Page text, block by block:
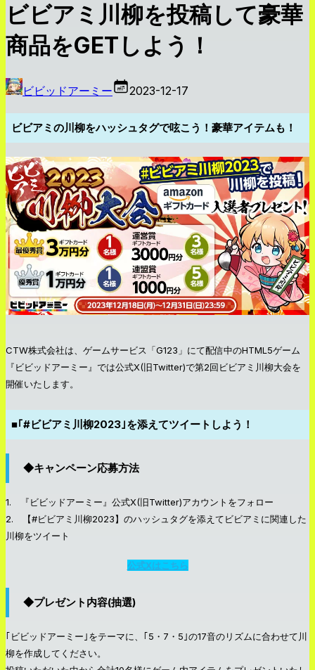
ビビアミ川柳を投稿して豪華
商品をGETしよう！
ビビッドアーミー 2023-12-17
ビビアミの川柳をハッシュタグで呟こう！豪華アイテムも！
CTW株式会社は、ゲームサービス「G123」にて配信中のHTML5ゲーム
『ビビッドアーミー』では公式X(旧Twitter)で第2回ビビアミ川柳大会を
開催いたします。
■｢#ビビアミ川柳2023｣を添えてツイートしよう！
◆キャンペーン応募方法
1. 『ビビッドアーミー』公式X(旧Twitter)アカウントをフォロー
2.
【#ビビアミ川柳2023】のハッシュタグを添えてビビアミに関連した
川柳をツイート
公式Xはこちら
◆プレゼント内容(抽選)
｢ビビッドアーミー｣をテーマに、｢5・7・5｣の17音のリズムに合わせて川
柳を作成してください。